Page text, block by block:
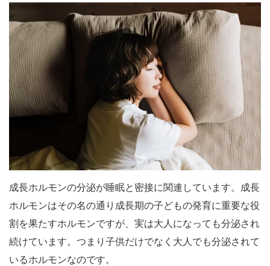
成長ホルモンの分泌が睡眠と密接に関連しています。成長
ホルモンはその名の通り成長期の子どもの発育に重要な役
割を果たすホルモンですが、実は大人になっても分泌され
続けています。つまり子供だけでなく大人でも分泌されて
いるホルモンなのです。